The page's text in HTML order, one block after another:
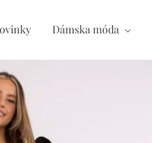
Dámska móda